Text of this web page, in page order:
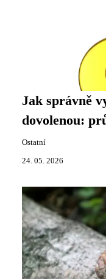
Jak správně
dovolenou:
Ostatní
24. 05. 2026